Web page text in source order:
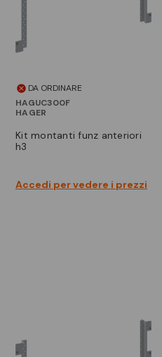
DA ORDINARE
HAGUC300F
HAGER
kit montanti funz anteriori
h3
Accedi per vedere i prezzi